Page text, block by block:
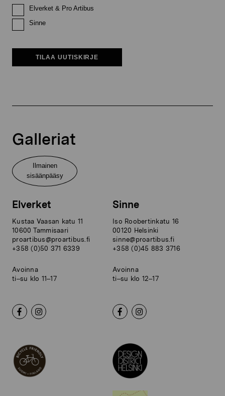
Elverket & Pro Artibus
Sinne
TILAA UUTISKIRJE
Galleriat
Ilmainen
sisäänpääsy
Elverket
Kustaa Vaasan katu 11
10600 Tammisaari
proartibus@proartibus.fi
+358 (0)50 371 6339
Avoinna
ti–su klo 11–17
Sinne
Iso Roobertinkatu 16
00120 Helsinki
sinne@proartibus.fi
+358 (0)45 883 3716
Avoinna
ti–su klo 12–17